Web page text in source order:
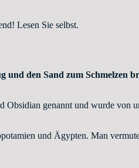
Lesen Sie selbst.
und den Sand zum Schmelzen
genannt und wurde von
und Ägypten. Man